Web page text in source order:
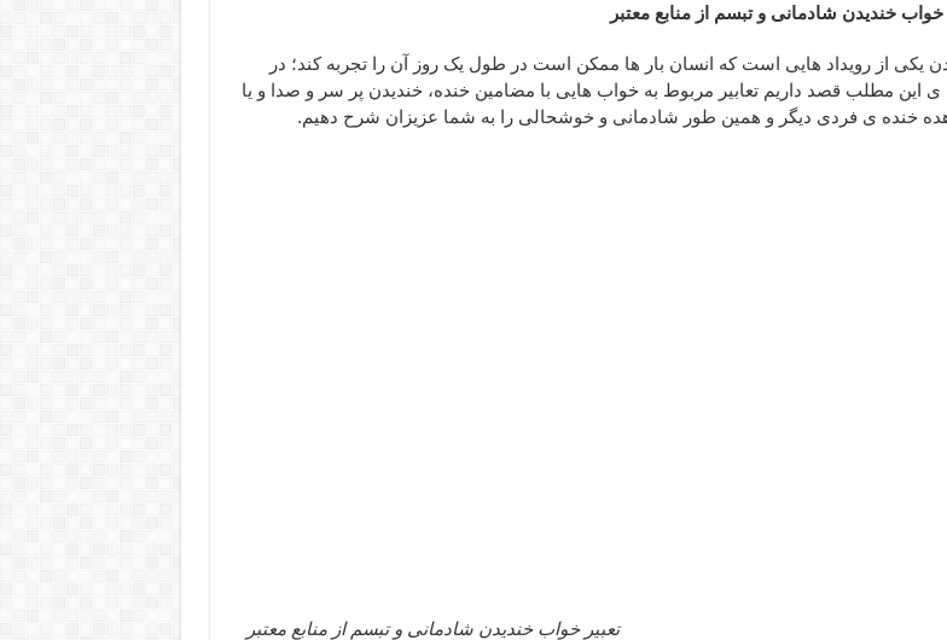
و رفع مشکلات
سوره تکاثر
بدن و قدرت بازو
خواب خندیدن شادمانی و تبسم از منابع معتبر
یکی از رویداد هایی است که انسان بار ها ممکن است در طول یک روز آن را تجربه کند؛ در
ی این مطلب قصد داریم تعابیر مربوط به خواب هایی با مضامین خنده، خندیدن پر سر و صدا و یا
خنده ی فردی دیگر و همین طور شادمانی و خوشحالی را به شما عزیزان شرح دهیم.
تعبیر خواب خندیدن شادمانی و تبسم از منابع معتبر